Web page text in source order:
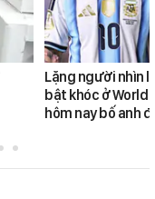
Lặng người nhìn
bật khóc ở World
hôm nay bố anh